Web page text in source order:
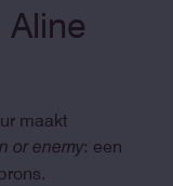
maakt
or enemy: een